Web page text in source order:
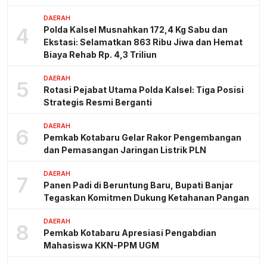
4
DAERAH
Polda Kalsel Musnahkan 172,4 Kg Sabu dan
Ekstasi: Selamatkan 863 Ribu Jiwa dan Hemat
Biaya Rehab Rp. 4,3 Triliun
5 DAERAH
Rotasi Pejabat Utama Polda Kalsel: Tiga Posisi
Strategis Resmi Berganti
6 DAERAH
Pemkab Kotabaru Gelar Rakor Pengembangan
dan Pemasangan Jaringan Listrik PLN
7 DAERAH
Panen Padi di Beruntung Baru, Bupati Banjar
Tegaskan Komitmen Dukung Ketahanan Pangan
8 DAERAH
Pemkab Kotabaru Apresiasi Pengabdian
Mahasiswa KKN-PPM UGM